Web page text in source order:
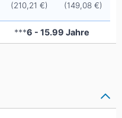
(210,21 €) (149,08 €)
***6 - 15.99 Jahre